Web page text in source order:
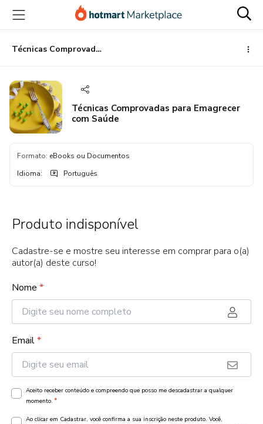
para
conteúdo
principal
para
pagamento
para
rodapé
Técnicas Comprovadas para Emagrecer com Saúde
Técnicas Comprovadas para Emagrecer
com Saúde
Formato: eBooks ou Documentos
Idioma: Português
Produto indisponível
Cadastre-se e mostre seu interesse em comprar para o(a)
autor(a) deste curso!
Nome *
Email*
Aceito receber conteúdo e compreendo que posso me descadastrar a qualquer
momento. *
Ao clicar em Cadastrar, você confirma a sua inscrição neste produto. Você,